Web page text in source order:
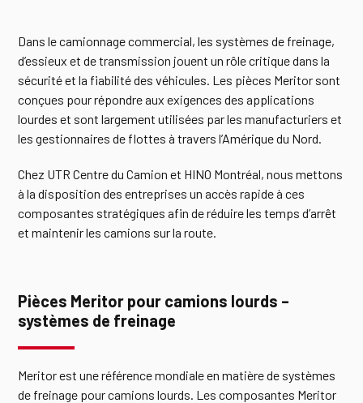
Dans le camionnage commercial, les systèmes de freinage,
d’essieux et de transmission jouent un rôle critique dans la
sécurité et la fiabilité des véhicules. Les pièces Meritor sont
conçues pour répondre aux exigences des applications
lourdes et sont largement utilisées par les manufacturiers et
les gestionnaires de flottes à travers l’Amérique du Nord.
Chez UTR Centre du Camion et HINO Montréal, nous mettons
à la disposition des entreprises un accès rapide à ces
composantes stratégiques afin de réduire les temps d’arrêt
et maintenir les camions sur la route.
Pièces Meritor pour camions lourds –
systèmes de freinage
Meritor est une référence mondiale en matière de systèmes
de freinage pour camions lourds. Les composantes Meritor